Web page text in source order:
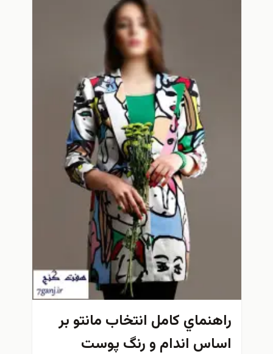
كامل انتخاب مانتو بر
اندام و رنگ پوست